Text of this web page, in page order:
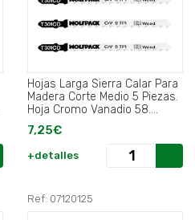
Hojas Larga Sierra Calar Para
Madera Corte Medio 5 Piezas.
Hoja Cromo Vanadio 58.
Vastago T Universal.
7,25€
+detalles
Ref: 07120125